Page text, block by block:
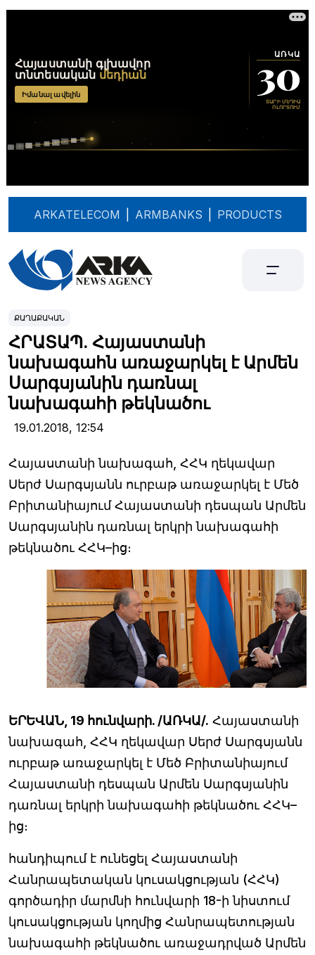
ARKATELECOM ARMBANKS PRODUCTS
ՔԱՂԱՔԱԿԱՆ
ՀՐԱՏԱՊ. Հայաստանի
նախագահն առաջարկել է Արմեն
Սարգսյանին դառնալ
նախագահի թեկնածու
19.01.2018, 12:54
Հայաստանի նախագահ, ՀՀԿ ղեկավար
Սերժ Սարգսյանն ուրբաթ առաջարկել է Մեծ
Բրիտանիայում Հայաստանի դեսպան Արմեն
Սարգսյանին դառնալ երկրի նախագահի
թեկնածու ՀՀԿ–ից։
ԵՐԵՎԱՆ, 19 հունվարի. /ԱՌԿԱ/. Հայաստանի
նախագահ, ՀՀԿ ղեկավար Սերժ Սարգսյանն
ուրբաթ առաջարկել է Մեծ Բրիտանիայում
Հայաստանի դեսպան Արմեն Սարգսյանին
դառնալ երկրի նախագահի թեկնածու ՀՀԿ–
ից։
հանդիպում է ունեցել Հայաստանի
Հանրապետական կուսակցության (ՀՀԿ)
գործադիր մարմնի հունվարի 18-ի նիստում
կուսակցության կողմից Հանրապետության
նախագահի թեկնածու առաջադրված Արմեն